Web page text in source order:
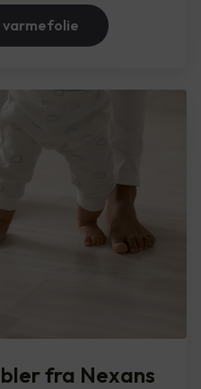
varmefolie
fra Nexans